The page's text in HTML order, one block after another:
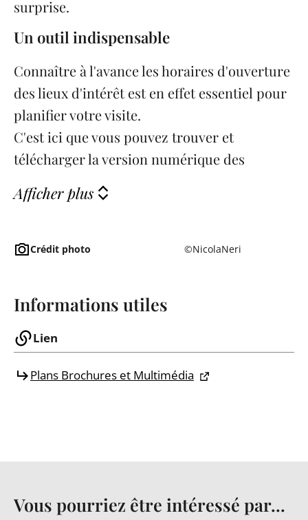
surprise.
Un outil indispensable
Connaître à l'avance les horaires d'ouverture
des lieux d'intérêt est en effet essentiel pour
planifier votre visite.
C'est ici que vous pouvez trouver et
télécharger la version numérique des
Afficher plus
Crédit photo ©NicolaNeri
Informations utiles
Lien
Plans Brochures et Multimédia
Vous pourriez être intéressé par...